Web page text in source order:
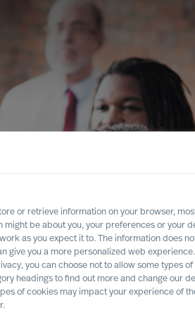
or retrieve information on your browser,
might be about you, your preferences or your
as you expect it to. The information does
give you a more personalized web experience.
you can choose not to allow some types of
headings to find out more and change our
of cookies may impact your experience of